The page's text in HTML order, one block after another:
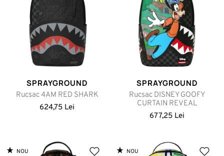
SPRAYGROUND
Rucsac 4AM RED SHARK
624,75 Lei
SPRAYGROUND
Rucsac DISNEY GOOFY
CURTAIN REVEAL
677,25 Lei
NOU NOU